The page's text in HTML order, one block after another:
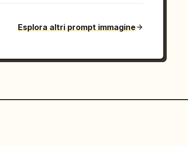
Esplora altri prompt immagine